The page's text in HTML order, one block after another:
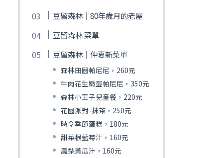
豆留森林｜80年歲月的老屋
豆留森林 菜單
豆留森林｜仲夏新菜單
森林田園帕尼尼，260元
牛肉花生嫩蛋帕尼尼，350元
森林小王子兒童餐，220元
花園派對-抹茶，250元
時令季節蛋糕，180元
甜菜根藍莓汁，160元
鳳梨黃瓜汁，160元